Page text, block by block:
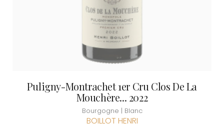
Puligny-Montrachet 1er Cru Clos De La
Mouchère... 2022
Bourgogne | Blanc
BOILLOT HENRI